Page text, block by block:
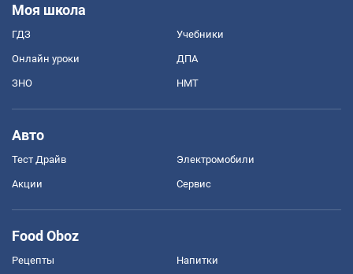
Моя школа
ГДЗ Учебники
Онлайн уроки ДПА
ЗНО НМТ
Авто
Тест Драйв Электромобили
Акции Сервис
Food Oboz
Рецепты Напитки